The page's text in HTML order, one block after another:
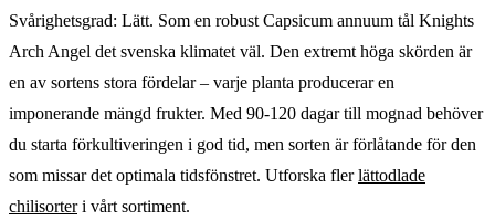
Svårighetsgrad: Lätt. Som en robust Capsicum annuum tål Knights
Arch Angel det svenska klimatet väl. Den extremt höga skörden är
en av sortens stora fördelar – varje planta producerar en
imponerande mängd frukter. Med 90-120 dagar till mognad behöver
du starta förkultiveringen i god tid, men sorten är förlåtande för den
som missar det optimala tidsfönstret. Utforska flerlättodlade
chilisorteri vårt sortiment.